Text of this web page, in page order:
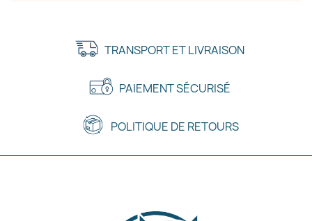
TRANSPORT ET LIVRAISON
PAIEMENT SÉCURISÉ
POLITIQUE DE RETOURS